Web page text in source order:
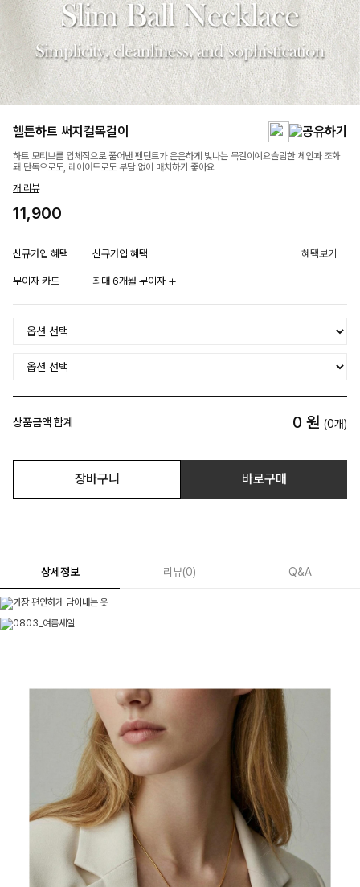
헬튼하트 써지컬목걸이
하트 모티브를 입체적으로 풀어낸 펜던트가 은은하게 빛나는 목걸이예요슬림한 체인과 조화
돼 단독으로도, 레이어드로도 부담 없이 매치하기 좋아요
개 리뷰
11,900
신규가입 혜택 신규가입 혜택 혜택보기
무이자 카드 최대 6개월 무이자
상품금액 합계 0 원 (0개)
장바구니 바로구매
상세정보 리뷰(0) Q&A